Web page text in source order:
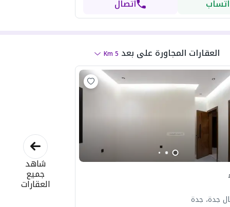
اتصال
العقارات المجاورة على بعد 5
Km
جدة، جدة
شاهد
جميع
العقارات